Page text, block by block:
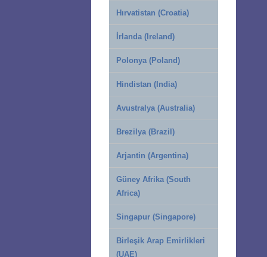
Hırvatistan (Croatia)
İrlanda (Ireland)
Polonya (Poland)
Hindistan (India)
Avustralya (Australia)
Brezilya (Brazil)
Arjantin (Argentina)
Güney Afrika (South
Africa)
Singapur (Singapore)
Birleşik Arap Emirlikleri
(UAE)